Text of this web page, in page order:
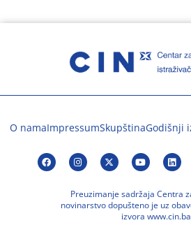
O namaImpressumSkupštinaGodišnji
Preuzimanje sadržaja Centra
novinarstvo dopušteno je uz
izvora www.cin.ba